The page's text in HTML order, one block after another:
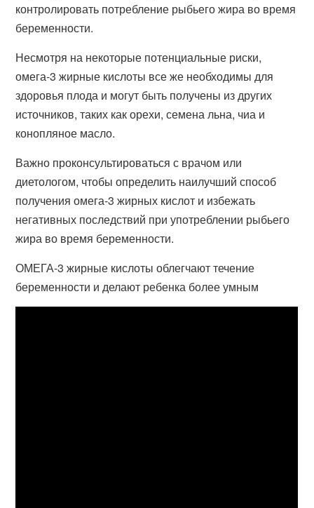
контролировать потребление рыбьего жира во время
беременности.
Несмотря на некоторые потенциальные риски,
омега-3 жирные кислоты все же необходимы для
здоровья плода и могут быть получены из других
источников, таких как орехи, семена льна, чиа и
конопляное масло.
Важно проконсультироваться с врачом или
диетологом, чтобы определить наилучший способ
получения омега-3 жирных кислот и избежать
негативных последствий при употреблении рыбьего
жира во время беременности.
ОМЕГА-3 жирные кислоты облегчают течение
беременности и делают ребенка более умным